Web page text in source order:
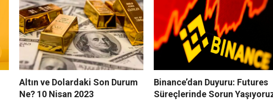
Altın ve Dolardaki Son Durum
Ne? 10 Nisan 2023
Binance’dan Duyuru: Futures
Süreçlerinde Sorun